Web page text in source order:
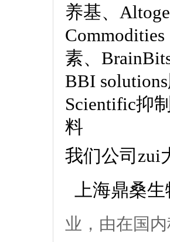
养基、
素、
BBI solutions
Scientific抑
料
我们公司zui
上海鼎桑
业，由在国